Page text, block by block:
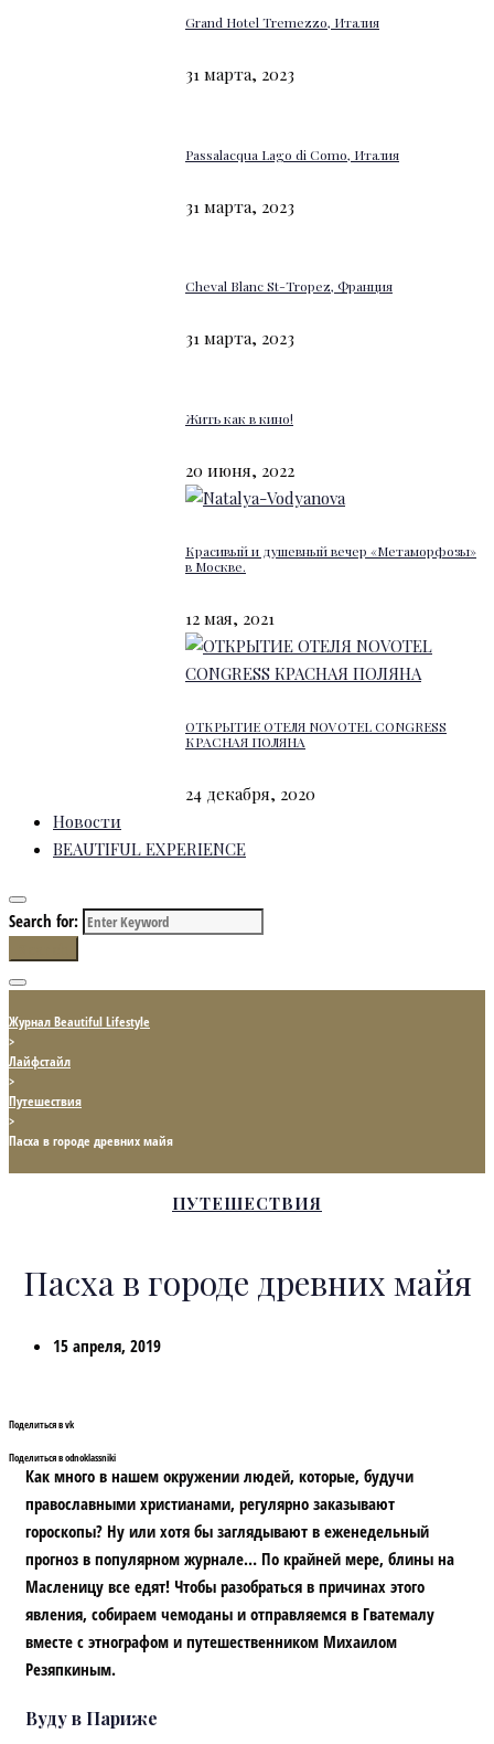
Grand Hotel Tremezzo, Италия
31 марта, 2023
Passalacqua Lago di Como, Италия
31 марта, 2023
Cheval Blanc St-Tropez, Франция
31 марта, 2023
Жить как в кино!
20 июня, 2022
Красивый и душевный вечер «Метаморфозы»
в Москве.
12 мая, 2021
ОТКРЫТИЕ ОТЕЛЯ NOVOTEL CONGRESS
КРАСНАЯ ПОЛЯНА
24 декабря, 2020
Новости
BEAUTIFUL EXPERIENCE
Search for:
Журнал Beautiful Lifestyle
>
Лайфстайл
>
Путешествия
>
Пасха в городе древних майя
ПУТЕШЕСТВИЯ
Пасха в городе древних майя
15 апреля, 2019
Поделиться в vk
Поделиться в odnoklassniki
Как много в нашем окружении людей, которые, будучи
православными христианами, регулярно заказывают
гороскопы? Ну или хотя бы заглядывают в еженедельный
прогноз в популярном журнале… По крайней мере, блины на
Масленицу все едят! Чтобы разобраться в причинах этого
явления, собираем чемоданы и отправляемся в Гватемалу
вместе с этнографом и путешественником Михаилом
Резяпкиным.
Вуду в Париже